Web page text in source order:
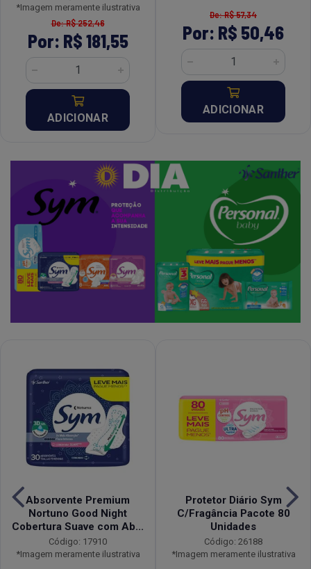
*Imagem meramente ilustrativa
De: R$ 252,46
Por: R$ 181,55
ADICIONAR
De: R$ 57,34
Por: R$ 50,46
ADICIONAR
Absorvente Premium
Nortuno Good Night
Cobertura Suave com Ab...
Código: 17910
*Imagem meramente ilustrativa
Protetor Diário Sym
C/Fragância Pacote 80
Unidades
Código: 26188
*Imagem meramente ilustrativa